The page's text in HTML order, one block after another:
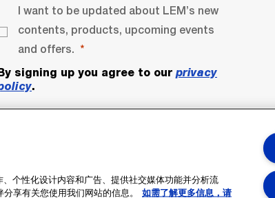
I want to be updated about LEM’s new
contents, products, upcoming events
and offers.
By signing up you agree to our privacy
.
个性化设计内容和广告、提供社交媒体功能并分析流
享有关您使用我们网站的信息。
如需了解更多信息，请